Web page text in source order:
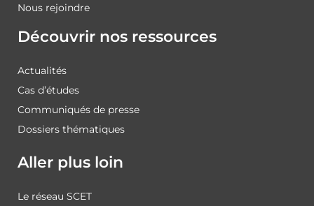
Nous rejoindre
Découvrir nos ressources
Actualités
Cas d’études
Communiqués de presse
Dossiers thématiques
Aller plus loin
Le réseau SCET